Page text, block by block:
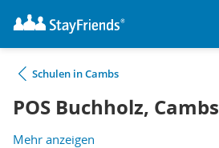
Schulen in Cambs
POS Buchholz, Cambs
Mehr anzeigen